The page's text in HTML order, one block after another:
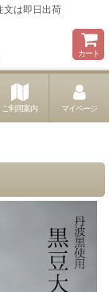
は即日出荷
カート
ご利用案内 マイページ